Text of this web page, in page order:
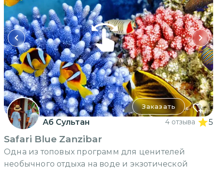
Заказать
Аб Сультан 4 отзыва 5
Safari Blue Zanzibar
Одна из топовых программ для ценителей
необычного отдыха на воде и экзотической